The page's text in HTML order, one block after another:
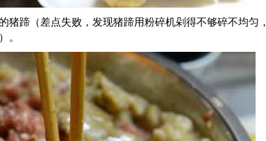
猪蹄（差点失败，发现猪蹄用粉碎机剁得不够碎不均匀，
。